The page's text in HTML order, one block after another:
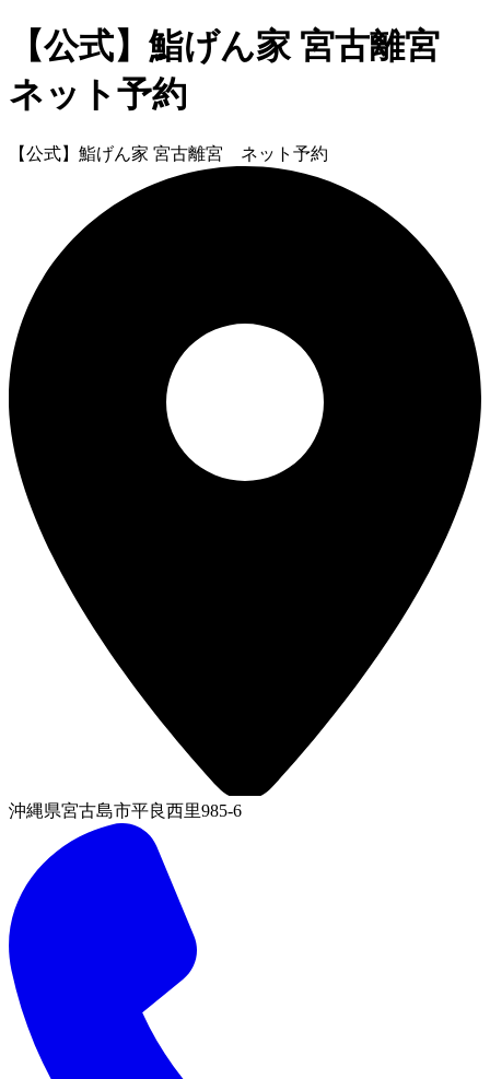
【公式】鮨げん家 宮古離宮
ネット予約
【公式】鮨げん家 宮古離宮 ネット予約
沖縄県宮古島市平良西里985-6